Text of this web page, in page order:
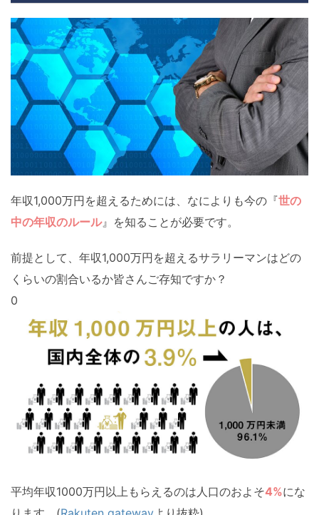
年収1,000万円を超えるためには、なによりも今の『世の
中の年収のルール』を知ることが必要です。
前提として、年収1,000万円を超えるサラリーマンはどの
くらいの割合いるか皆さんご存知ですか？
0
平均年収1000万円以上もらえるのは人口のおよそ4%にな